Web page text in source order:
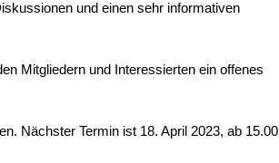
und einen sehr informativen
Mitgliedern und Interessierten ein offenes
Nächster Termin ist 18. April 2023, ab 15.00